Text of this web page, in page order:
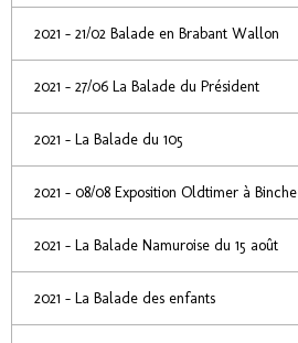
2021 - 21/02 Balade en Brabant Wallon
2021 - 27/06 La Balade du Président
2021 - La Balade du 105
2021 - 08/08 Exposition Oldtimer à Binche
2021 - La Balade Namuroise du 15 août
2021 - La Balade des enfants